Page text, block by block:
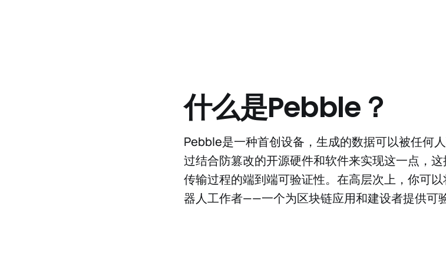
什么是Pebble？
Pebble是一种首创设备，生成的数据可以被任何
过结合防篡改的开源硬件和软件来实现这一点，
传输过程的端到端可验证性。在高层次上，你可
器人工作者——一个为区块链应用和建设者提供可